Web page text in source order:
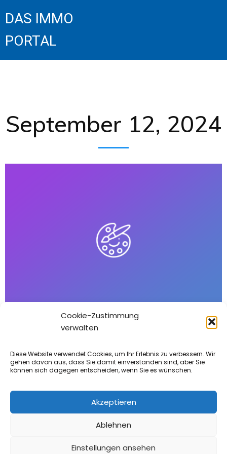
Cookie-Zustimmung
verwalten
Diese Website verwendet Cookies, um Ihr Erlebnis zu verbessern. Wir
gehen davon aus, dass Sie damit einverstanden sind, aber Sie
können sich dagegen entscheiden, wenn Sie es wünschen.
Akzeptieren
Ablehnen
Einstellungen ansehen
DAS IMMO
PORTAL
September 12, 2024
Makler packt aus: “2025 ist DAS
ByTobias Berger | 12Sep, 24
© 2023 - DAS IMMO PORTAL AGB DATENSCHUTZ